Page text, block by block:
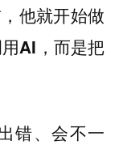
他就开始做
AI，而是把
错、会不一